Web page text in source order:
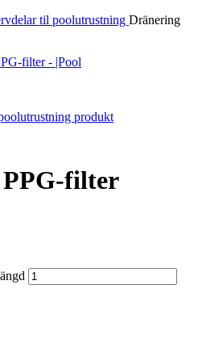
til poolutrustning Dränering
filter